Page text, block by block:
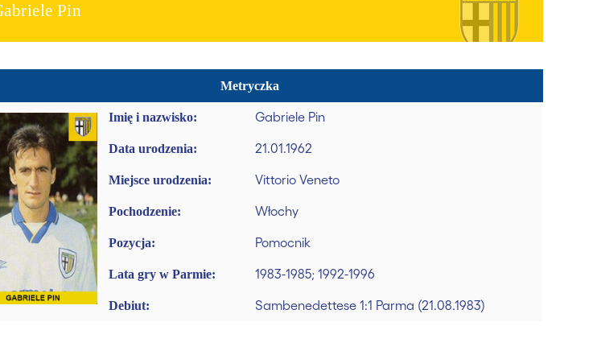
Pin
Metryczka
Imię i nazwisko: Gabriele Pin
Data urodzenia: 21.01.1962
Miejsce urodzenia: Vittorio Veneto
Pochodzenie: Włochy
Pozycja: Pomocnik
Lata gry w Parmie: 1983-1985; 1992-1996
Debiut: Sambenedettese 1:1 Parma (21.08.1983)